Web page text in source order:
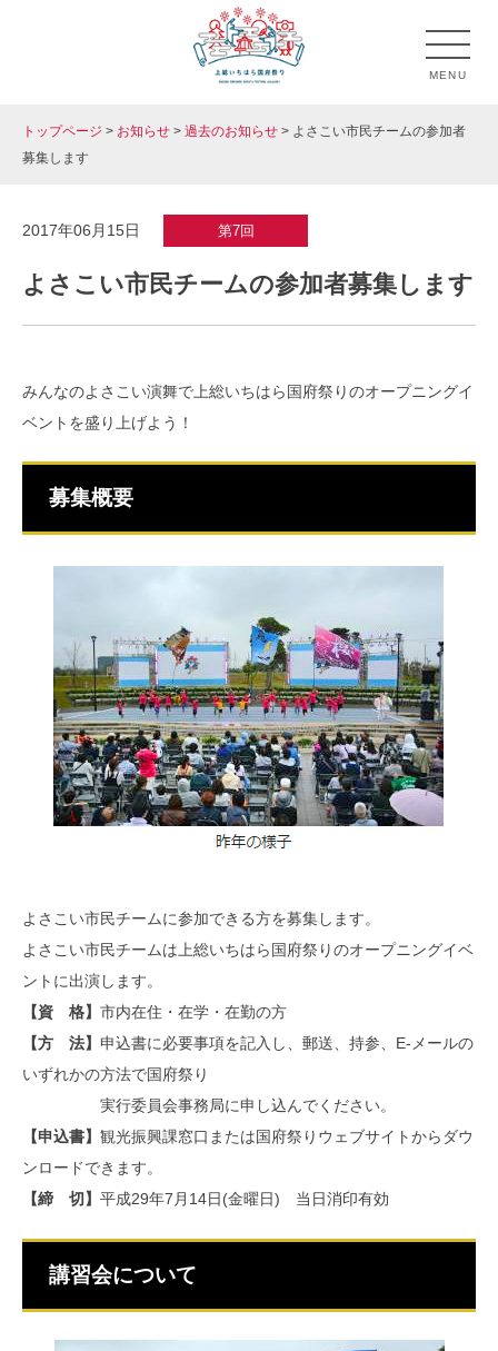
上総いちはら国府祭り
市原市のお祭り「上総いちはら国府祭り」の公式ホームペ
MENU
トップページ > お知らせ > 過去のお知らせ > よさこい市民チームの参加者
募集します
2017年06月15日 第7回
よさこい市民チームの参加者募集します
みんなのよさこい演舞で上総いちはら国府祭りのオープニングイ
ベントを盛り上げよう！
募集概要
よさこい市民チームに参加できる方を募集します。
よさこい市民チームは上総いちはら国府祭りのオープニングイベ
ントに出演します。
【資 格】 市内在住・在学・在勤の方
【方 法】 申込書に必要事項を記入し、郵送、持参、E-メールの
いずれかの方法で国府祭り
実行委員会事務局に申し込んでください。
【申込書】 観光振興課窓口または国府祭りウェブサイトからダウ
ンロードできます。
【締 切】 平成29年7月14日(金曜日) 当日消印有効
講習会について